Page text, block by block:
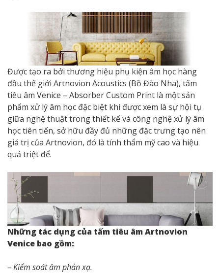
Được tạo ra bởi thương hiệu phụ kiện âm học hàng
đầu thế giới Artnovion Acoustics (Bồ Đào Nha), tấm
tiêu âm Venice – Absorber Custom Print là một sản
phẩm xử lý âm học đặc biệt khi được xem là sự hội tụ
giữa nghệ thuật trong thiết kế và công nghệ xử lý âm
học tiên tiến, sở hữu đầy đủ những đặc trưng tạo nên
giá trị của Artnovion, đó là tính thẩm mỹ cao và hiệu
quả triệt để.
Những tác dụng của tấm tiêu âm Artnovion
Venice bao gồm:
– Kiểm soát âm phản xạ.